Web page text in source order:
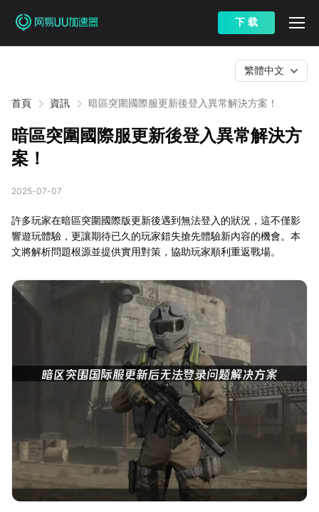
下 载
首頁 資訊 暗區突圍國際服更新後登入異常解決方案！
繁體中文
暗區突圍國際服更新後登入異常解決方
案！
2025-07-07
許多玩家在暗區突圍國際版更新後遇到無法登入的狀況，這不僅影
響遊玩體驗，更讓期待已久的玩家錯失搶先體驗新內容的機會。本
文將解析問題根源並提供實用對策，協助玩家順利重返戰場。